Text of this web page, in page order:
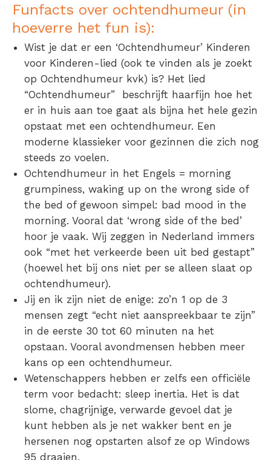
Funfacts over ochtendhumeur (in
hoeverre het fun is):
Wist je dat er een ‘Ochtendhumeur’ Kinderen
voor Kinderen -lied (ook te vinden als je zoekt
op Ochtendhumeur kvk) is? Het lied
“Ochtendhumeur” beschrijft haarfijn hoe het
er in huis aan toe gaat als bijna het hele gezin
opstaat met een ochtendhumeur. Een
moderne klassieker voor gezinnen die zich nog
steeds zo voelen.
Ochtendhumeur in het Engels = morning
grumpiness, waking up on the wrong side of
the bed of gewoon simpel: bad mood in the
morning. Vooral dat ‘wrong side of the bed’
hoor je vaak. Wij zeggen in Nederland immers
ook “met het verkeerde been uit bed gestapt”
(hoewel het bij ons niet per se alleen slaat op
ochtendhumeur).
Jij en ik zijn niet de enige: zo’n 1 op de 3
mensen zegt “echt niet aanspreekbaar te zijn”
in de eerste 30 tot 60 minuten na het
opstaan. Vooral avondmensen hebben meer
kans op een ochtendhumeur.
Wetenschappers hebben er zelfs een officiële
term voor bedacht: sleep inertia. Het is dat
slome, chagrijnige, verwarde gevoel dat je
kunt hebben als je net wakker bent en je
hersenen nog opstarten alsof ze op Windows
95 draaien.